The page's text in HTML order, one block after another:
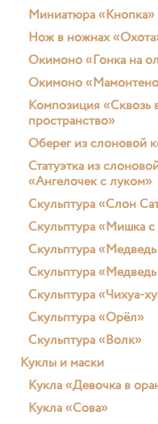
Миниатюра «Кнопка»
Нож в ножнах
Окимоно «Гонка на
Окимоно
Композиция «Сквозь
пространство»
Оберег из слоновой
Статуэтка из
«Ангелочек с луком»
Скульптура «Слон
Скульптура «Мишка с
Скульптура
Скульптура
Скульптура «Чихуа-
Скульптура «Орёл»
Скульптура «Волк»
Куклы и маски
Кукла «Девочка в
Кукла «Сова»